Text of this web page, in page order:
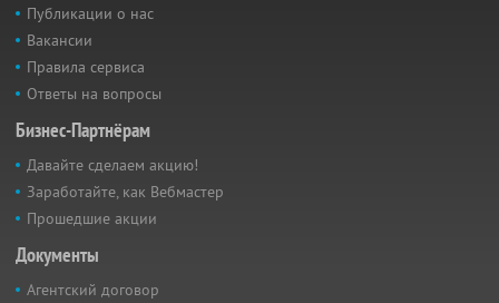
Публикации о нас
Вакансии
Правила сервиса
Ответы на вопросы
Бизнес-Партнёрам
Давайте сделаем акцию!
Заработайте, как Вебмастер
Прошедшие акции
Документы
Агентский договор